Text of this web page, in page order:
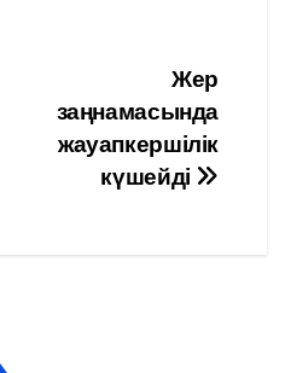
Жер
заңнамасында
жауапкершілік
күшейді